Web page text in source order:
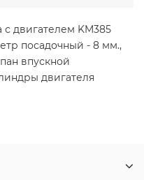
двигателем KM385
посадочный - 8 мм.,
впускной
двигателя